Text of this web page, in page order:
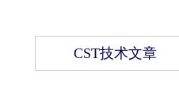
CST技术文章